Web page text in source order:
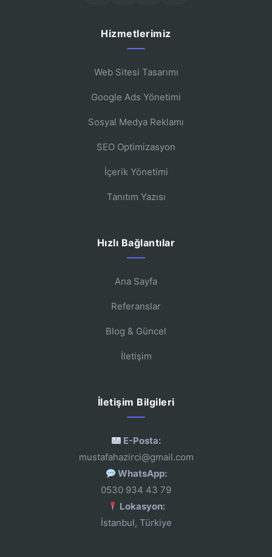
Hizmetlerimiz
Web Sitesi Tasarımı
Google Ads Yönetimi
Sosyal Medya Reklamı
SEO Optimizasyon
İçerik Yönetimi
Tanıtım Yazısı
Hızlı Bağlantılar
Ana Sayfa
Referanslar
Blog & Güncel
İletişim
İletişim Bilgileri
E-Posta:
mustafahazirci@gmail.com
WhatsApp:
0530 934 43 79
Lokasyon:
İstanbul, Türkiye